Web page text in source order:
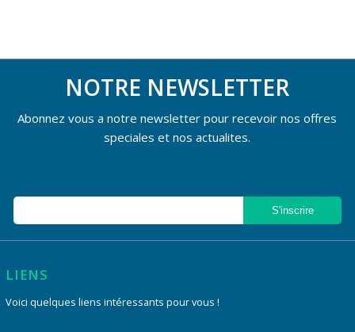
NOTRE NEWSLETTER
Abonnez vous a notre newsletter pour recevoir nos offres
speciales et nos actualites.
LIENS
Voici quelques liens intéressants pour vous !